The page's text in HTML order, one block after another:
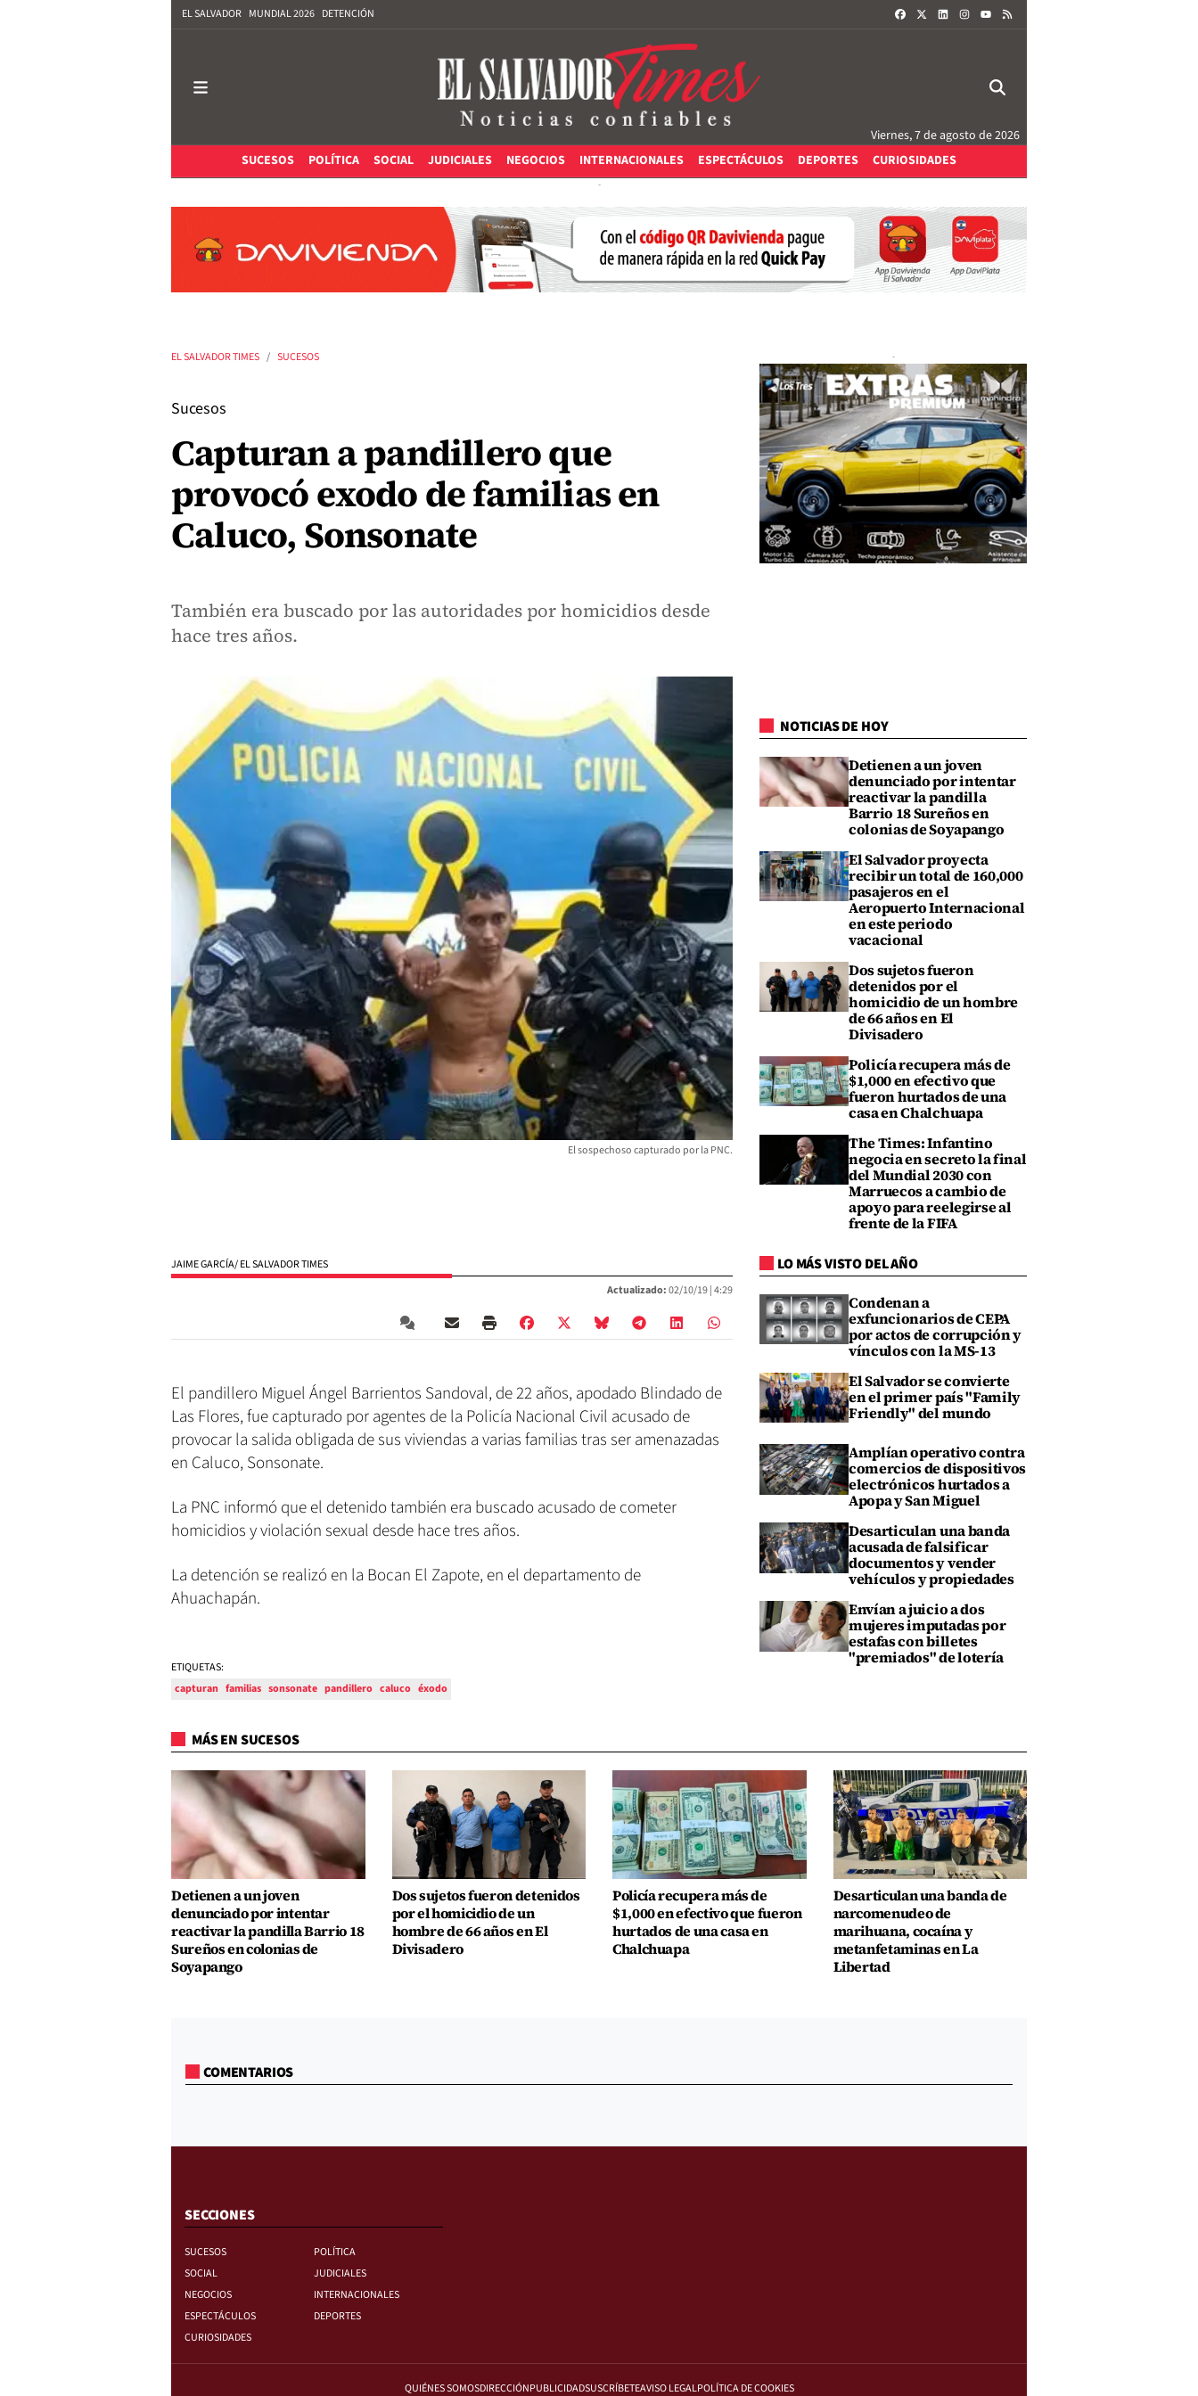
EL SALVADOR MUNDIAL 2026 DETENCIÓN FACEBOOKLINKEDININSTAGRAM
Viernes, 7 de agosto de 2026
SUCESOS
POLÍTICA SOCIAL JUDICIALES NEGOCIOS INTERNACIONALES ESPECTÁCULOS DEPORTES CURIOSIDADES
EL SALVADOR TIMES SUCESOS
Sucesos
Capturan a pandillero que
provocó exodo de familias en
Caluco, Sonsonate
También era buscado por las autoridades por homicidios desde
hace tres años.
El sospechoso capturado por la PNC.
JAIME GARCÍA/ EL SALVADOR TIMES
Actualizado:02/10/19 |4:29
El pandillero Miguel Ángel Barrientos Sandoval, de 22 años, apodado Blindado de
Las Flores, fue capturado por agentes de la Policía Nacional Civil acusado de
provocar la salida obligada de sus viviendas a varias familias tras ser amenazadas
en Caluco, Sonsonate.
La PNC informó que el detenido también era buscado acusado de cometer
homicidios y violación sexual desde hace tres años.
La detención se realizó en la Bocan El Zapote, en el departamento de
Ahuachapán.
ETIQUETAS:
capturan familias sonsonate pandillero caluco éxodo
NOTICIAS DE HOY
Detienen a un joven
denunciado por intentar
reactivar la pandilla
Barrio 18 Sureños en
colonias de Soyapango
El Salvador proyecta
recibir un total de 160,000
pasajeros en el
Aeropuerto Internacional
en este periodo
vacacional
Dos sujetos fueron
detenidos por el
homicidio de un hombre
de 66 años en El
Divisadero
Policía recupera más de
$1,000 en efectivo que
fueron hurtados de una
casa en Chalchuapa
The Times: Infantino
negocia en secreto la final
del Mundial 2030 con
Marruecos a cambio de
apoyo para reelegirse al
frente de la FIFA
LO MÁS VISTO DEL AÑO
Condenan a
exfuncionarios de CEPA
por actos de corrupción y
vínculos con la MS-13
El Salvador se convierte
en el primer país "Family
Friendly" del mundo
Amplían operativo contra
comercios de dispositivos
electrónicos hurtados a
Apopa y San Miguel
Desarticulan una banda
acusada de falsificar
documentos y vender
vehículos y propiedades
Envían a juicio a dos
mujeres imputadas por
estafas con billetes
"premiados" de lotería
MÁS EN SUCESOS
Detienen a un joven
denunciado por intentar
reactivar la pandilla Barrio 18
Sureños en colonias de
Soyapango
Dos sujetos fueron detenidos
por el homicidio de un
hombre de 66 años en El
Divisadero
Policía recupera más de
$1,000 en efectivo que fueron
hurtados de una casa en
Chalchuapa
Desarticulan una banda de
narcomenudeo de
marihuana, cocaína y
metanfetaminas en La
Libertad
COMENTARIOS
SECCIONES
SUCESOS
POLÍTICA
SOCIAL
JUDICIALES
NEGOCIOS
INTERNACIONALES
ESPECTÁCULOS
DEPORTES
CURIOSIDADES
QUIÉNES SOMOSDIRECCIÓNPUBLICIDADSUSCRÍBETEAVISO LEGALPOLÍTICA DE COOKIES